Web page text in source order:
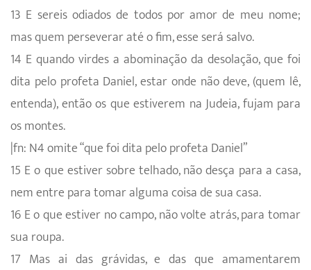
13 E sereis odiados de todos por amor de meu nome;
mas quem perseverar até o fim, esse será salvo.
14 E quando virdes a abominação da desolação, que foi
dita pelo profeta Daniel, estar onde não deve, (quem lê,
entenda), então os que estiverem na Judeia, fujam para
os montes.
|fn: N4 omite “que foi dita pelo profeta Daniel”
15 E o que estiver sobre telhado, não desça para a casa,
nem entre para tomar alguma coisa de sua casa.
16 E o que estiver no campo, não volte atrás, para tomar
sua roupa.
17 Mas ai das grávidas, e das que amamentarem